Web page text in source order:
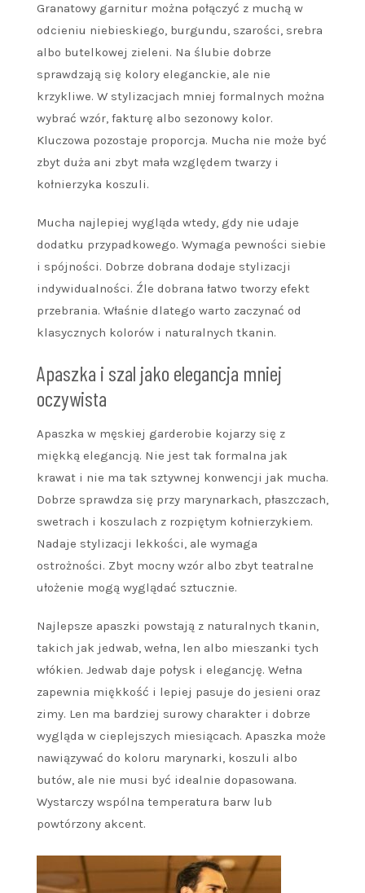
Granatowy garnitur można połączyć z muchą w
odcieniu niebieskiego, burgundu, szarości, srebra
albo butelkowej zieleni. Na ślubie dobrze
sprawdzają się kolory eleganckie, ale nie
krzykliwe. W stylizacjach mniej formalnych można
wybrać wzór, fakturę albo sezonowy kolor.
Kluczowa pozostaje proporcja. Mucha nie może być
zbyt duża ani zbyt mała względem twarzy i
kołnierzyka koszuli.
Mucha najlepiej wygląda wtedy, gdy nie udaje
dodatku przypadkowego. Wymaga pewności siebie
i spójności. Dobrze dobrana dodaje stylizacji
indywidualności. Źle dobrana łatwo tworzy efekt
przebrania. Właśnie dlatego warto zaczynać od
klasycznych kolorów i naturalnych tkanin.
Apaszka i szal jako elegancja mniej
oczywista
Apaszka w męskiej garderobie kojarzy się z
miękką elegancją. Nie jest tak formalna jak
krawat i nie ma tak sztywnej konwencji jak mucha.
Dobrze sprawdza się przy marynarkach, płaszczach,
swetrach i koszulach z rozpiętym kołnierzykiem.
Nadaje stylizacji lekkości, ale wymaga
ostrożności. Zbyt mocny wzór albo zbyt teatralne
ułożenie mogą wyglądać sztucznie.
Najlepsze apaszki powstają z naturalnych tkanin,
takich jak jedwab, wełna, len albo mieszanki tych
włókien. Jedwab daje połysk i elegancję. Wełna
zapewnia miękkość i lepiej pasuje do jesieni oraz
zimy. Len ma bardziej surowy charakter i dobrze
wygląda w cieplejszych miesiącach. Apaszka może
nawiązywać do koloru marynarki, koszuli albo
butów, ale nie musi być idealnie dopasowana.
Wystarczy wspólna temperatura barw lub
powtórzony akcent.